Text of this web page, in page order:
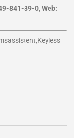
841-89-0, Web: